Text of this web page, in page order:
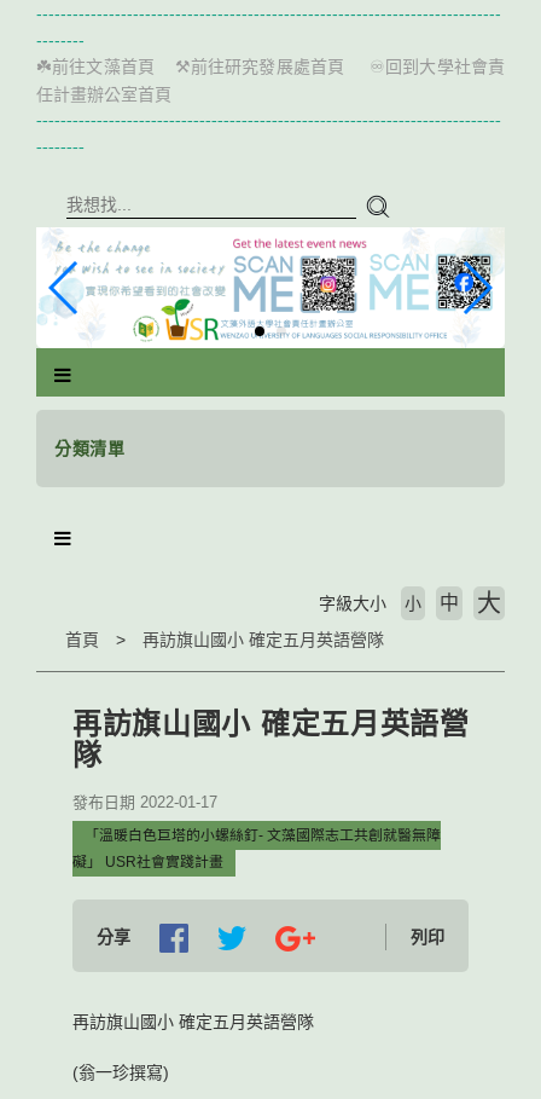
-----------------------------------------------------------------------------
--------
☘️前往文藻首頁 ⚒️前往研究發展處首頁 ♾️ 回到大學社會責
任計畫辦公室首頁
-----------------------------------------------------------------------------
--------
分類清單
首頁 再訪旗山國小 確定五月英語營隊
字級大小 小 中 大
再訪旗山國小 確定五月英語營
隊
發布日期 2022-01-17
「溫暖白色巨塔的小螺絲釘- 文藻國際志工共創就醫無障
礙」 USR社會實踐計畫
分享 列印
再訪旗山國小 確定五月英語營隊
(翁一珍撰寫)